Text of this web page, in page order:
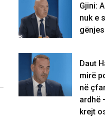
Gjini:
nuk e
Daut
mirë
në
ardhë
krejt